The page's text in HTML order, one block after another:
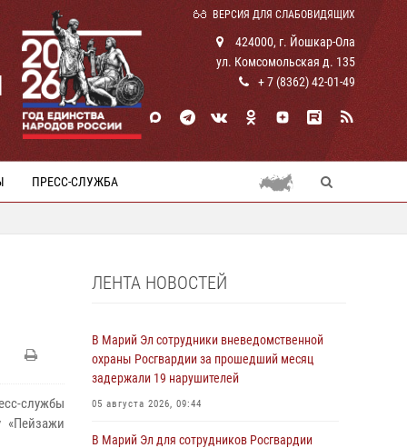
ВЕРСИЯ ДЛЯ СЛАБОВИДЯЩИХ
424000, г. Йошкар-Ола
ул. Комсомольская д. 135
+ 7 (8362) 42-01-49
ПРЕСС-СЛУЖБА
службы
«Пейзажи
ЛЕНТА НОВОСТЕЙ
В Марий Эл сотрудники вневедомственной
охраны Росгвардии за прошедший месяц
задержали 19 нарушителей
05 августа 2026, 09:44
В Марий Эл для сотрудников Росгвардии